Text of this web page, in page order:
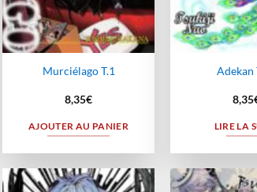
Murciélago T.1
8,35€
AJOUTER AU PANIER
Adekan
8,35
LIRE LA